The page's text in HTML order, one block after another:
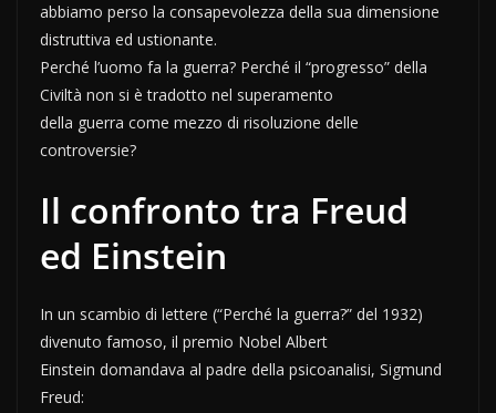
abbiamo perso la consapevolezza della sua dimensione
distruttiva ed ustionante.
Perché l’uomo fa la guerra? Perché il “progresso” della
Civiltà non si è tradotto nel superamento
della guerra come mezzo di risoluzione delle
controversie?
Il confronto tra Freud
ed Einstein
In un scambio di lettere (“Perché la guerra?” del 1932)
divenuto famoso, il premio Nobel Albert
Einstein domandava al padre della psicoanalisi, Sigmund
Freud: